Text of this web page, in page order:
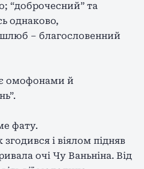
“доброчесний” та
однаково,
– благословенний
омофонами й
фату.
і віялом підняв
очі Чу Ваньніна. Від